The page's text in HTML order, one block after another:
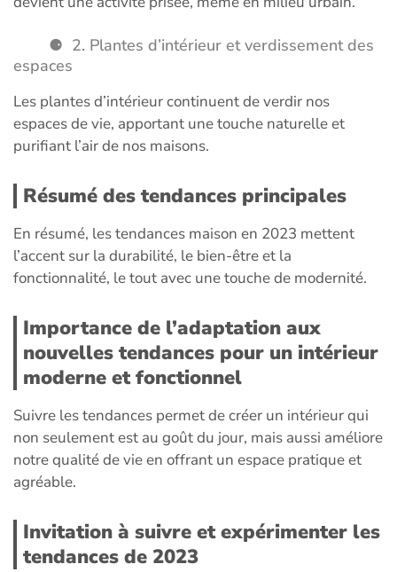
2. Plantes d’intérieur et verdissement des
espaces
Les plantes d’intérieur continuent de verdir nos
espaces de vie, apportant une touche naturelle et
purifiant l’air de nos maisons.
Résumé des tendances principales
En résumé, les tendances maison en 2023 mettent
l’accent sur la durabilité, le bien-être et la
fonctionnalité, le tout avec une touche de modernité.
Importance de l’adaptation aux
nouvelles tendances pour un intérieur
moderne et fonctionnel
Suivre les tendances permet de créer un intérieur qui
non seulement est au goût du jour, mais aussi améliore
notre qualité de vie en offrant un espace pratique et
agréable.
Invitation à suivre et expérimenter les
tendances de 2023